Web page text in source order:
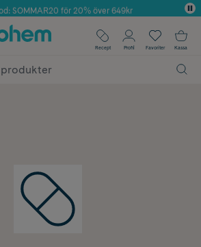
Butik 2025 inom Skönhet
SOMMAR20 för 20% över 649kr
✓ Fri frakt
✓ Poäng på alla köp*
Recept Profil Favoriter Kassa